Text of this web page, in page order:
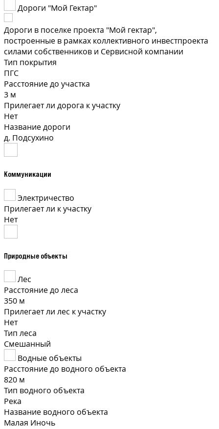
Дороги "Мой Гектар"
Дороги в поселке проекта "Мой гектар",
построенные в рамках коллективного инвестпроекта
силами собственников и Сервисной компании
Тип покрытия
ПГС
Расстояние до участка
3 м
Прилегает ли дорога к участку
Нет
Название дороги
д. Подсухино
Коммуникации
Электричество
Прилегает ли к участку
Нет
Природные объекты
Лес
Расстояние до леса
350 м
Прилегает ли лес к участку
Нет
Тип леса
Смешанный
Водные объекты
Расстояние до водного объекта
820 м
Тип водного объекта
Река
Название водного объекта
Малая Иночь